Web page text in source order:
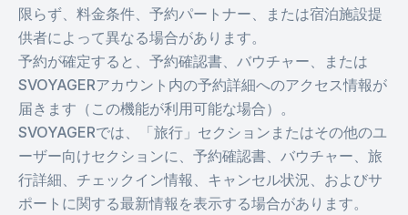
限らず、料金条件、予約パートナー、または宿泊施設提
供者によって異なる場合があります。
予約が確定すると、予約確認書、バウチャー、または
SVOYAGERアカウント内の予約詳細へのアクセス情報が
届きます（この機能が利用可能な場合）。
SVOYAGERでは、「旅行」セクションまたはその他のユ
ーザー向けセクションに、予約確認書、バウチャー、旅
行詳細、チェックイン情報、キャンセル状況、およびサ
ポートに関する最新情報を表示する場合があります。